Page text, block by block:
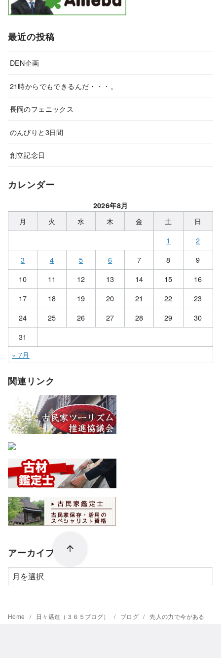
最近の投稿
DEN企画
21時からでもできるんだ・・・。
長岡のフェニックス
のんびりと3日間
創立記念日
カレンダー
2026年8月
月 火 水 木 金 土
日
1
2
3
4 5 6 7 8
9
10
11 12 13 14 15
16
17
18 19 20 21 22
23
24
25 26 27 28 29
30
31
« 7月
関連リンク
アーカイブ
ア
ー
イ
Home 日々邁進（３６５ブログ） ブログ 先人の力で今がある